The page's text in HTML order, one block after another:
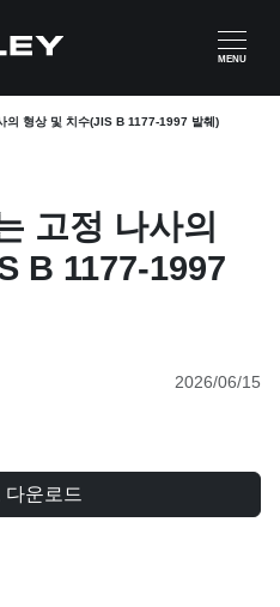
MENU
의 형상 및 치수(JIS B 1177-1997 발췌)
고정 나사의
B 1177-1997
2026/06/15
다운로드